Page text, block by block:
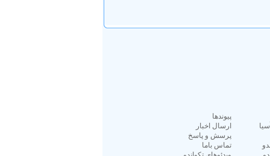
پيوندها
ارسال اخبار
پرسش و پاسخ
تماس باما